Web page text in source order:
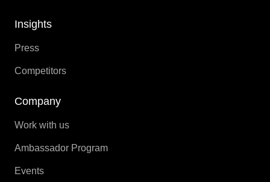
Insights
Press
Competitors
Company
Work with us
Ambassador Program
Events